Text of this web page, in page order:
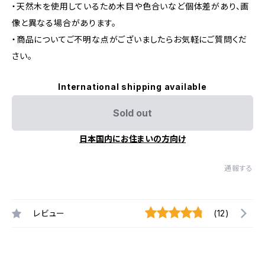
・天然木を使用しているため木目や色合いなど個体差があり、画
像と異なる場合があります。
・商品についてご不明な点がございましたらお気軽にご質問くだ
さい。
International shipping available
Sold out
日本国内にお住まいの方向け
通報する
レビュー (12)